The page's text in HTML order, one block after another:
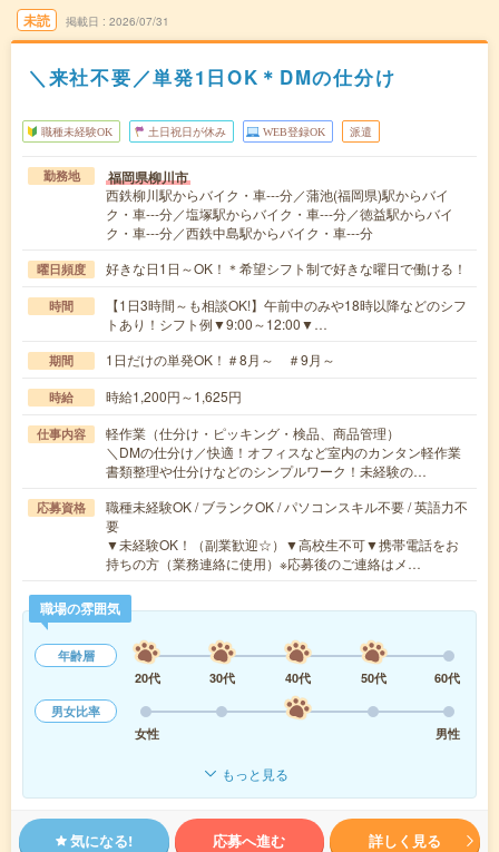
未読 掲載日 2026/07/31
＼来社不要／単発1日OK＊DMの仕分け
職種未経験OK 土日祝日が休み WEB登録OK 派遣
勤務地 福岡県柳川市
西鉄柳川駅からバイク・車---分／蒲池(福岡県)駅からバイ
ク・車---分／塩塚駅からバイク・車---分／徳益駅からバイ
ク・車---分／西鉄中島駅からバイク・車---分
曜日頻度 好きな日1日～OK！＊希望シフト制で好きな曜日で働ける！
時間
【1日3時間～も相談OK!】午前中のみや18時以降などのシフ
トあり！シフト例▼9:00～12:00▼…
期間 1日だけの単発OK！＃8月～ ＃9月～
時給 時給1,200円～1,625円
仕事内容
軽作業（仕分け・ピッキング・検品、商品管理）
＼DMの仕分け／快適！オフィスなど室内のカンタン軽作業
書類整理や仕分けなどのシンプルワーク！未経験の…
応募資格
職種未経験OK / ブランクOK / パソコンスキル不要 / 英語力不
要
▼未経験OK！（副業歓迎☆）▼高校生不可▼携帯電話をお
持ちの方（業務連絡に使用）※応募後のご連絡はメ…
職場の雰囲気
年齢層
20代
30代 40代 50代
60代
男女比率
女性
男性
もっと見る
気になる! 応募へ進む 詳しく見る